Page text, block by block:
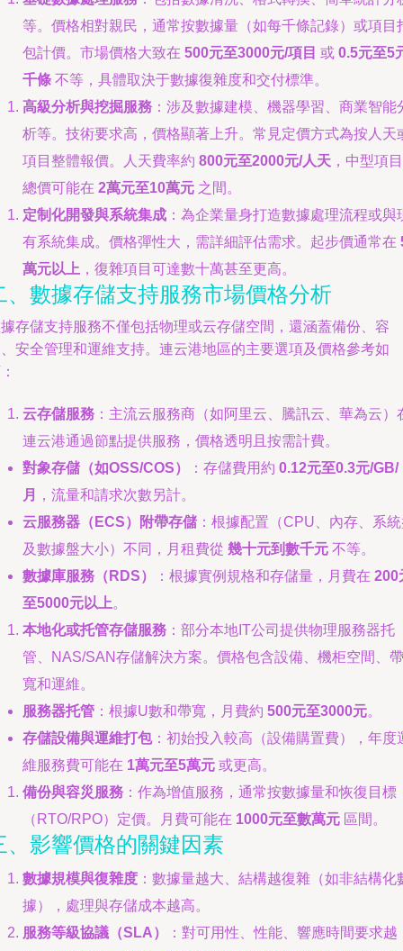
等。價格相對親民，通常按數據量（如每千條記錄）或項目
包計價。市場價格大致在 500元至3000元/項目 或 0.5元至5
千條 不等，具體取決于數據復雜度和交付標準。
高級分析與挖掘服務 ：涉及數據建模、機器學習、商業智能
析等。技術要求高，價格顯著上升。常見定價方式為按人天
項目整體報價。人天費率約 800元至2000元/人天 ，中型項目
總價可能在 2萬元至10萬元 之間。
定制化開發與系統集成 ：為企業量身打造數據處理流程或與
有系統集成。價格彈性大，需詳細評估需求。起步價通常在
萬元以上 ，復雜項目可達數十萬甚至更高。
、數據存儲支持服務市場價格分析
存儲支持服務不僅包括物理或云存儲空間，還涵蓋備份、容
安全管理和運維支持。連云港地區的主要選項及價格參考如
云存儲服務 ：主流云服務商（如阿里云、騰訊云、華為云）
連云港通過節點提供服務，價格透明且按需計費。
對象存儲（如OSS/COS）
：存儲費用約 0.12元至0.3元/GB/
月
，流量和請求次數另計。
云服務器（ECS）附帶存儲 ：根據配置（CPU、內存、系
及數據盤大小）不同，月租費從 幾十元到數千元 不等。
數據庫服務（RDS）
：根據實例規格和存儲量，月費在 200
至5000元以上。
本地化或托管存儲服務 ：部分本地IT公司提供物理服務器托
管、NAS/SAN存儲解決方案。價格包含設備、機柜空間、帶
寬和運維。
服務器托管 ：根據U數和帶寬，月費約 500元至3000元。
存儲設備與運維打包：初始投入較高（設備購置費），年度
維服務費可能在 1萬元至5萬元 或更高。
備份與容災服務 ：作為增值服務，通常按數據量和恢復目標
（RTO/RPO）定價。月費可能在 1000元至數萬元 區間。
、影響價格的關鍵因素
數據規模與復雜度 ：數據量越大、結構越復雜（如非結構化
據），處理與存儲成本越高。
服務等級協議（SLA）
：對可用性、性能、響應時間要求越